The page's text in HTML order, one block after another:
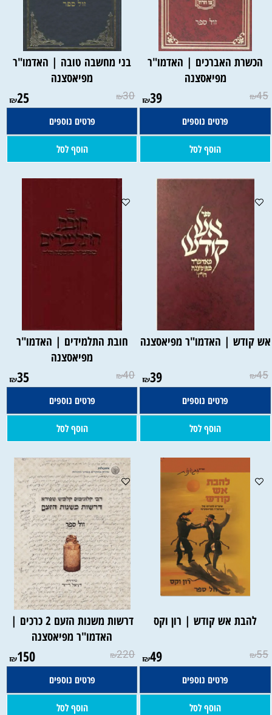
הכשרת האברכים | האדמו"ר
מפיאסצנה
₪45
₪39
פרטים נוספים
הוסף לסל
בני מחשבה טובה | האדמו"ר
מפיאסצנה
₪30
₪25
פרטים נוספים
הוסף לסל
קודש | האדמו"ר מפיאסצנה
₪45
₪39
פרטים נוספים
הוסף לסל
חובת התלמידים | האדמו"ר
מפיאסצנה
₪40
₪35
פרטים נוספים
הוסף לסל
להבת אש קודש | רון וקס
₪55
₪49
פרטים נוספים
הוסף לסל
דרשות משנות הזעם 2 כרכים |
האדמו"ר מפיאסצנה
₪220
₪150
פרטים נוספים
הוסף לסל